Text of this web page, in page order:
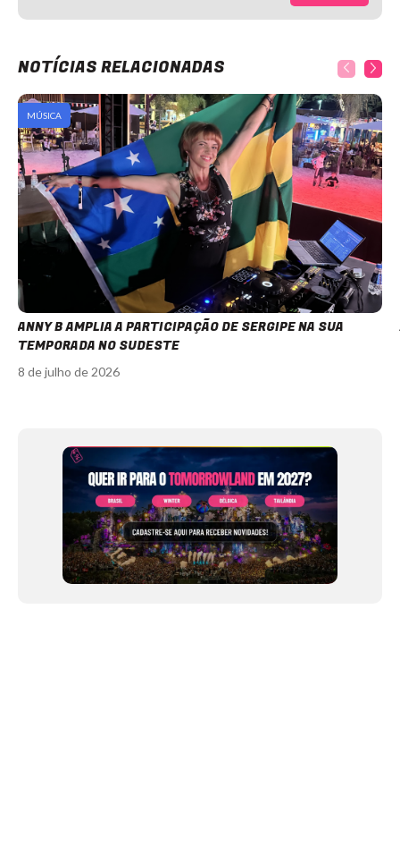
NOTÍCIAS RELACIONADAS
MÚSICA
ANNY B AMPLIA A PARTICIPAÇÃO DE SERGIPE NA SUA
TEMPORADA NO SUDESTE
8 de julho de 2026